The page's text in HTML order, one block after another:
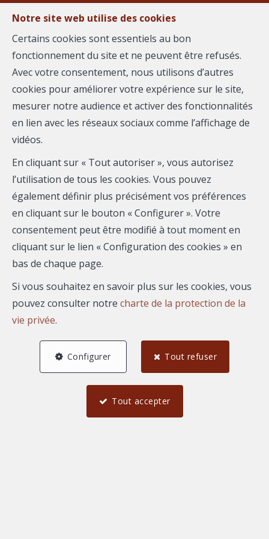
Estimer votre
bien
Plus que quelques instants avant de vous communiquer
votre estimation. Merci de compléter le formulaire :
Notre site web utilise des cookies
Certains cookies sont essentiels au bon
fonctionnement du site et ne peuvent être refusés.
Avec votre consentement, nous utilisons d’autres
cookies pour améliorer votre expérience sur le site,
mesurer notre audience et activer des fonctionnalités
en lien avec les réseaux sociaux comme l’affichage de
vidéos.
En cliquant sur « Tout autoriser », vous autorisez
l’utilisation de tous les cookies. Vous pouvez
également définir plus précisément vos préférences
en cliquant sur le bouton « Configurer ». Votre
consentement peut être modifié à tout moment en
cliquant sur le lien « Configuration des cookies » en
bas de chaque page.
Si vous souhaitez en savoir plus sur les cookies, vous
pouvez consulter notre charte de la protection de la
vie privée.
Configurer Tout refuser
Tout accepter
AGENCE REGARD
1626 Boulevard du President Salvador Allende
—
30000 Nimes
TEL.04 66 67 80 19
—
agence@immoregard.com